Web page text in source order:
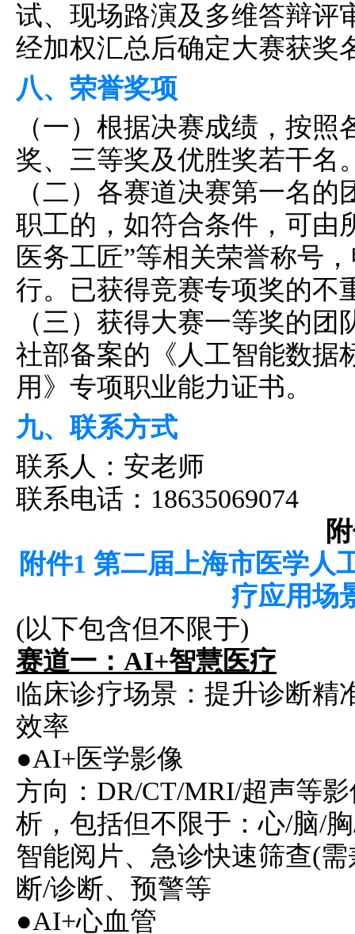
试、现场路演及多维答辩评
经加权汇总后确定大赛获奖
八、荣誉奖项
（一）根据决赛成绩，按
奖、三等奖及优胜奖若干名
（二）各赛道决赛第一名
职工的，如符合条件，可由
医务工匠”等相关荣誉称号
行。已获得竞赛专项奖的不
（三）获得大赛一等奖的
社部备案的《 人工智能数据
用》专项职业能力证书。
九、联系方式
联系人：安老师
联系电话：18635069074
附件1 第二届上海市医学人
疗应用场
(以下包含但不限于)
赛道一：AI+智慧医疗
临床诊疗场景：提升诊断精
效率
●AI+医学影像
方向：DR/CT/MRI/超声等
析，包括但不限于：心/脑/
智能阅片、急诊快速筛查(
断/诊断、预警等
●AI+心血管